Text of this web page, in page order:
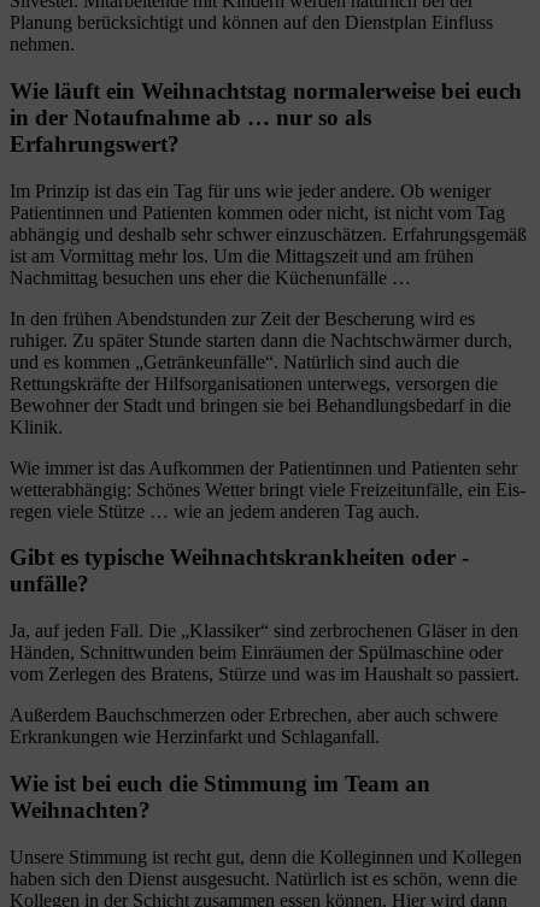
Planung berücksichtigt und können auf den Dienstplan Einfluss
nehmen.
Wie läuft ein Weihnachtstag normalerweise bei euch
in der Notaufnahme ab … nur so als
Erfahrungswert?
Im Prinzip ist das ein Tag für uns wie jeder andere. Ob weniger
Patientinnen und Patienten kommen oder nicht, ist nicht vom Tag
abhängig und deshalb sehr schwer einzuschätzen. Erfahrungsgemäß
ist am Vormittag mehr los. Um die Mittagszeit und am frühen
Nachmittag besuchen uns eher die Küchenunfälle …
In den frühen Abendstunden zur Zeit der Bescherung wird es
ruhiger. Zu später Stunde starten dann die Nachtschwärmer durch,
und es kommen „Getränkeunfälle“. Natürlich sind auch die
Rettungskräfte der Hilfsorganisationen unterwegs, versorgen die
Bewohner der Stadt und bringen sie bei Behandlungsbedarf in die
Klinik.
Wie immer ist das Aufkommen der Patientinnen und Patienten sehr
wetterabhängig: Schönes Wetter bringt viele Freizeitunfälle, ein Eis­
regen viele Stütze … wie an jedem anderen Tag auch.
Gibt es typische Weihnachtskrankheiten oder -
unfälle?
Ja, auf jeden Fall. Die „Klassiker“ sind zerbrochenen Gläser in den
Händen, Schnittwunden beim Einräumen der Spülmaschine oder
vom Zerlegen des Bratens, Stürze und was im Haushalt so passiert.
Außerdem Bauchschmerzen oder Erbrechen, aber auch schwere
Erkrankungen wie Herzinfarkt und Schlaganfall.
Wie ist bei euch die Stimmung im Team an
Weihnachten?
Unsere Stimmung ist recht gut, denn die Kolleginnen und Kollegen
haben sich den Dienst ausgesucht. Natürlich ist es schön, wenn die
Kollegen in der Schicht zusammen essen können. Hier wird dann